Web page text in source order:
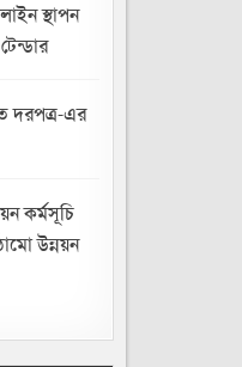
স্থাপন
দরপত্র-এর
কর্মসূচি
উন্নয়ন